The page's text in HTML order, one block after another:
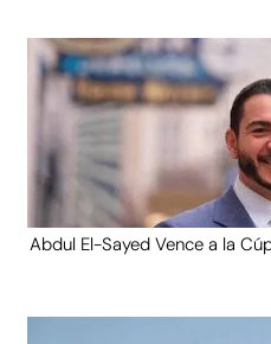
Abdul El-Sayed Vence a la